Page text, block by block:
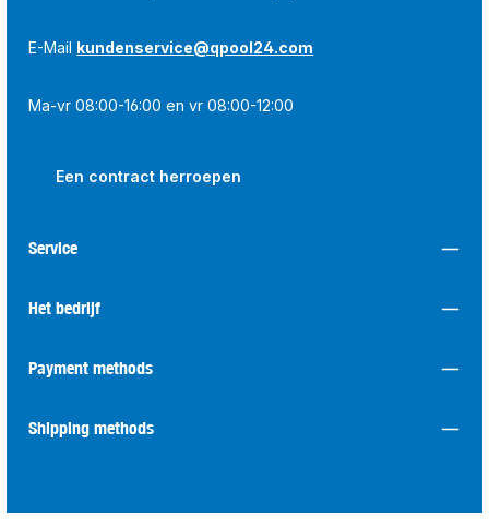
E-Mail kundenservice@qpool24.com
Ma-vr 08:00-16:00 en vr 08:00-12:00
Een contract herroepen
Service
Het bedrijf
Payment methods
Shipping methods